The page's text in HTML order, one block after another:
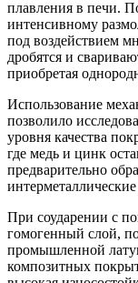
плавления в печи.
интенсивному
под воздействием
дробятся и
приобретая
Использование
позволило
уровня качества
где медь и цинк
предварительно
При соударении с
гомогенный слой,
промышленной
композитных